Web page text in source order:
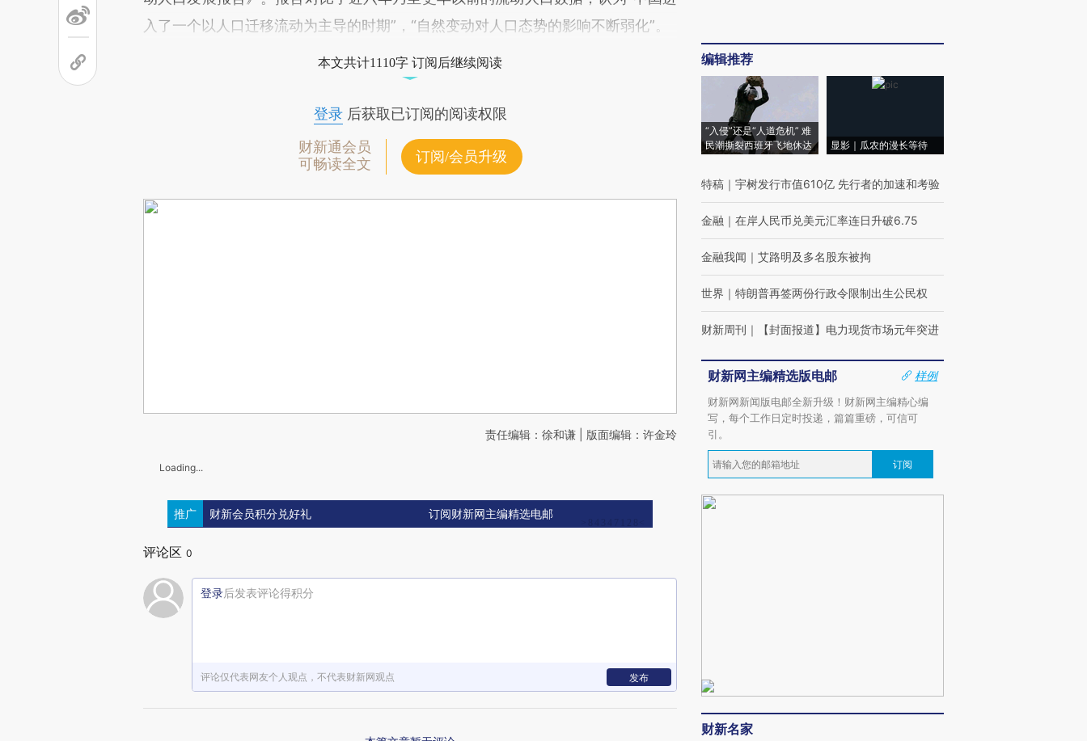
入了一个以人口迁移流动为主导的时期”，“自然变动对人口态势的影响不断弱化”。
本文共计1110字 订阅后继续阅读
登录后获取已订阅的阅读权限
财新通会员
可畅读全文
订阅/会员升级
责任编辑：徐和谦 | 版面编辑：许金玲
Loading...
推广 财新会员积分兑好礼 订阅财新网主编精选电邮
评论区 0
登录后发表评论得积分
评论仅代表网友个人观点，不代表财新网观点 发布
编辑推荐
“入侵”还是“人道危机” 难
民潮撕裂西班牙飞地休达
显影｜瓜农的漫长等待
特稿 ｜ 宇树发行市值610亿 先行者的加速和考验
金融 ｜ 在岸人民币兑美元汇率连日升破6.75
金融我闻 ｜ 艾路明及多名股东被拘
世界 ｜ 特朗普再签两份行政令限制出生公民权
财新周刊 ｜ 【封面报道】电力现货市场元年突进
财新网主编精选版电邮
样例
财新网新闻版电邮全新升级！财新网主编精心编
写，每个工作日定时投递，篇篇重磅，可信可
引。
订阅
财新名家